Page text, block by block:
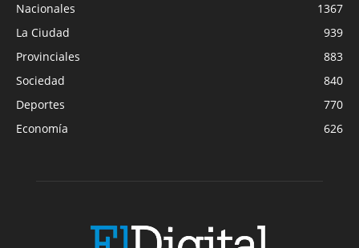
Nacionales
1367
La Ciudad
939
Provinciales
883
Sociedad
840
Deportes
770
Economía
626